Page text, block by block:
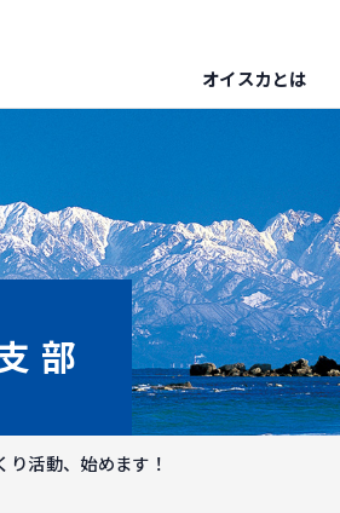
オイスカとは
部
り活動、始めます！